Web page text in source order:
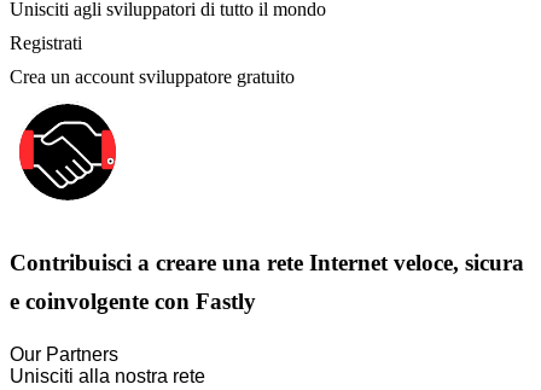
Unisciti agli sviluppatori di tutto il mondo
Registrati
Crea un account sviluppatore gratuito
Contribuisci a creare una rete Internet veloce, sicura
e coinvolgente con Fastly
Our Partners
Unisciti alla nostra rete